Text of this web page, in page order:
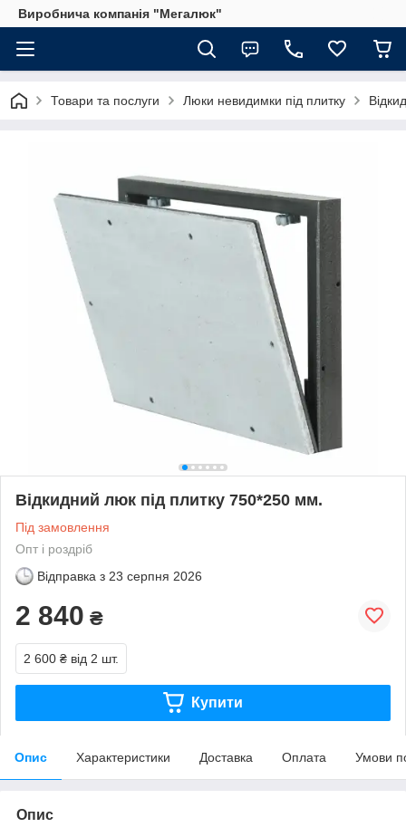
Виробнича компанія "Мегалюк"
Товари та послуги Люки невидимки під плитку
Відкидний люк під плитку 750*250 мм.
Під замовлення
Опт і роздріб
Відправка з 23 серпня 2026
2 840 ₴
2 600 ₴ від 2 шт.
Купити
Опис Характеристики Доставка Оплата Умови
Опис